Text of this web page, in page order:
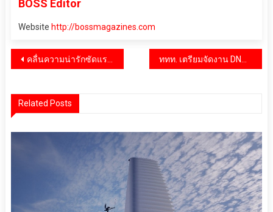
BOSS Editor
Website http://bossmagazines.com
แนะแนว
คลื่นความน่ารักซัดแรงมาก! Viu ชวนดู “Cinderella at 2AM แผนรักคว้าใจซินเดอเรลล่า” ซีรีส์โรแมนติกคอมเมดี้กับเรื่องราวความรักต่างชนชั้นที่ต้องถูกทดสอบ
Related Posts